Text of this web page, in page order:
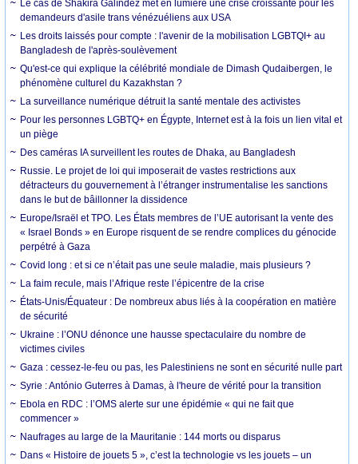
Le cas de Shakira Galíndez met en lumière une crise croissante pour les
demandeurs d'asile trans vénézuéliens aux USA
Les droits laissés pour compte : l'avenir de la mobilisation LGBTQI+ au
Bangladesh de l'après-soulèvement
Qu'est-ce qui explique la célébrité mondiale de Dimash Qudaibergen, le
phénomène culturel du Kazakhstan ?
La surveillance numérique détruit la santé mentale des activistes
Pour les personnes LGBTQ+ en Égypte, Internet est à la fois un lien vital et
un piège
Des caméras IA surveillent les routes de Dhaka, au Bangladesh
Russie. Le projet de loi qui imposerait de vastes restrictions aux
détracteurs du gouvernement à l’étranger instrumentalise les sanctions
dans le but de bâillonner la dissidence
Europe/Israël et TPO. Les États membres de l’UE autorisant la vente des
« Israel Bonds » en Europe risquent de se rendre complices du génocide
perpétré à Gaza
Covid long : et si ce n’était pas une seule maladie, mais plusieurs ?
La faim recule, mais l’Afrique reste l’épicentre de la crise
États-Unis/Équateur : De nombreux abus liés à la coopération en matière
de sécurité
Ukraine : l’ONU dénonce une hausse spectaculaire du nombre de
victimes civiles
Gaza : cessez-le-feu ou pas, les Palestiniens ne sont en sécurité nulle part
Syrie : António Guterres à Damas, à l'heure de vérité pour la transition
Ebola en RDC : l’OMS alerte sur une épidémie « qui ne fait que
commencer »
Naufrages au large de la Mauritanie : 144 morts ou disparus
Dans « Histoire de jouets 5 », c’est la technologie vs les jouets – un